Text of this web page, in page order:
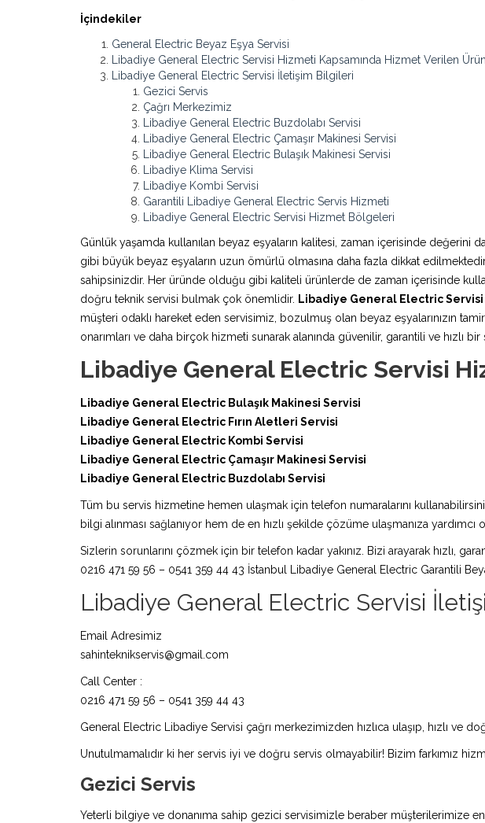
İçindekiler
General Electric Beyaz Eşya Servisi
Libadiye General Electric Servisi Hizmeti Kapsamında Hizmet Verilen
Libadiye General Electric Servisi İletişim Bilgileri
Gezici Servis
Çağrı Merkezimiz
Libadiye General Electric Buzdolabı Servisi
Libadiye General Electric Çamaşır Makinesi Servisi
Libadiye General Electric Bulaşık Makinesi Servisi
Libadiye Klima Servisi
Libadiye Kombi Servisi
Garantili Libadiye General Electric Servis Hizmeti
Libadiye General Electric Servisi Hizmet Bölgeleri
Günlük yaşamda kullanılan beyaz eşyaların kalitesi, zaman içerisinde değerini
gibi büyük beyaz eşyaların uzun ömürlü olmasına daha fazla dikkat
sahipsinizdir. Her üründe olduğu gibi kaliteli ürünlerde de zaman içerisinde
doğru teknik servisi bulmak çok önemlidir. Libadiye General Electric Servisi
müşteri odaklı hareket eden servisimiz, bozulmuş olan beyaz eşyalarınızın
onarımları ve daha birçok hizmeti sunarak alanında güvenilir, garantili ve hızlı
Libadiye General Electric Servisi
Libadiye General Electric Bulaşık Makinesi Servisi
Libadiye General Electric Fırın Aletleri Servisi
Libadiye General Electric Kombi Servisi
Libadiye General Electric Çamaşır Makinesi Servisi
Libadiye General Electric Buzdolabı Servisi
Tüm bu servis hizmetine hemen ulaşmak için telefon numaralarını
bilgi alınması sağlanıyor hem de en hızlı şekilde çözüme ulaşmanıza yardımcı
Sizlerin sorunlarını çözmek için bir telefon kadar yakınız. Bizi arayarak hızlı,
0216 471 59 56 – 0541 359 44 43 İstanbul Libadiye General Electric Garantili
Libadiye General Electric Servisi
Email Adresimiz
sahinteknikservis@gmail.com
Call Center :
0216 471 59 56 – 0541 359 44 43
General Electric Libadiye Servisi çağrı merkezimizden hızlıca ulaşıp, hızlı ve
Unutulmamalıdır ki her servis iyi ve doğru servis olmayabilir! Bizim farkımız
Gezici Servis
Yeterli bilgiye ve donanıma sahip gezici servisimizle beraber müşterilerimize en